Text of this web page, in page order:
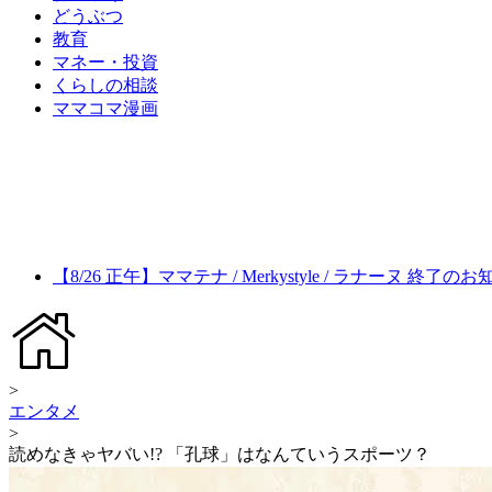
どうぶつ
教育
マネー・投資
くらしの相談
ママコマ漫画
【8/26 正午】ママテナ / Merkystyle / ラナーヌ 終了のお
>
エンタメ
>
読めなきゃヤバい!? 「孔球」はなんていうスポーツ？